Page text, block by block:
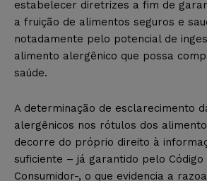
estabelecer diretrizes a fim de
a fruição de alimentos seguros e
notadamente pelo potencial de
alimento alergênico que possa
saúde.
A determinação de esclarecimento
alergênicos nos rótulos dos
decorre do próprio direito à
suficiente – já garantido pelo Código
Consumidor-, o que evidencia a